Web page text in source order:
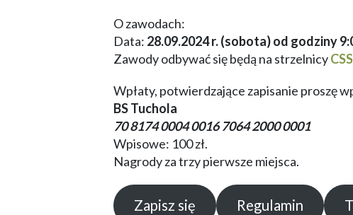
O zawodach:
Data: 28.09.2024 r. (sobota) od godziny
Zawody odbywać się będą na strzelnicy
Wpłaty, potwierdzające zapisanie proszę
BS Tuchola
70 8174 0004 0016 7064 2000 0001
Wpisowe: 100 zł.
Nagrody za trzy pierwsze miejsca.
Zapisz się Regulamin